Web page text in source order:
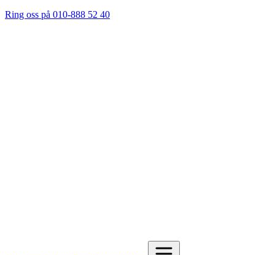
Ring oss på 010-888 52 40